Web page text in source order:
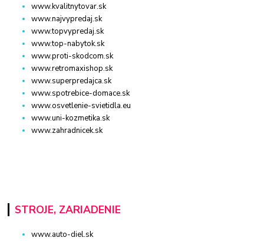
www.kvalitnytovar.sk
www.najvypredaj.sk
www.topvypredaj.sk
www.top-nabytok.sk
www.proti-skodcom.sk
www.retromaxishop.sk
www.superpredajca.sk
www.spotrebice-domace.sk
www.osvetlenie-svietidla.eu
www.uni-kozmetika.sk
www.zahradnicek.sk
STROJE, ZARIADENIE
www.auto-diel.sk